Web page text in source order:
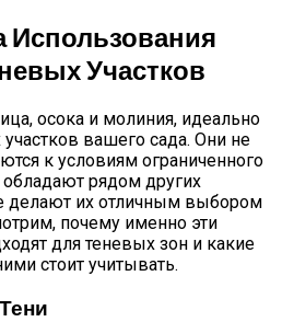
Использования
Участков
осока и молиния, идеально
участков вашего сада. Они не
к условиям ограниченного
обладают рядом других
делают их отличным выбором
почему именно эти
для теневых зон и какие
стоит учитывать.